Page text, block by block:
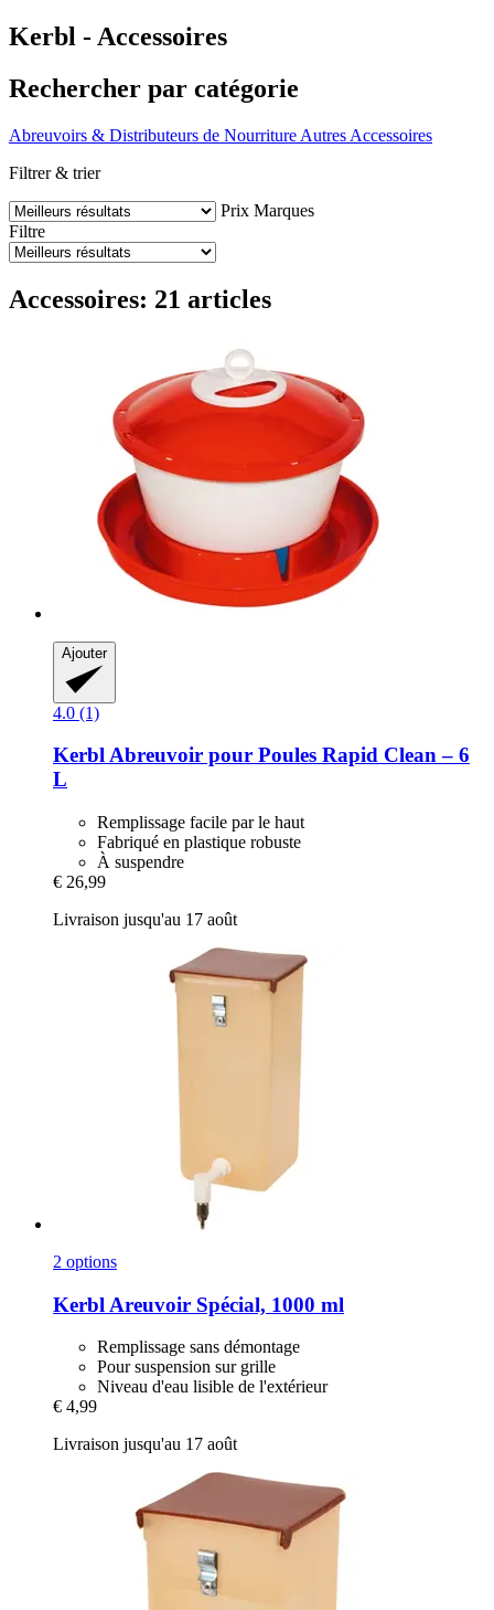
Kerbl - Accessoires
Rechercher par catégorie
Abreuvoirs & Distributeurs de Nourriture Autres Accessoires
Filtrer & trier
Prix Marques
Filtre
Accessoires: 21 articles
Ajouter
4.0 (1)
KerblAbreuvoir pour Poules Rapid Clean – 6
L
Remplissage facile par le haut
Fabriqué en plastique robuste
À suspendre
€ 26,99
Livraison jusqu'au 17 août
2 options
Kerbl Areuvoir Spécial, 1000 ml
Remplissage sans démontage
Pour suspension sur grille
Niveau d'eau lisible de l'extérieur
€ 4,99
Livraison jusqu'au 17 août